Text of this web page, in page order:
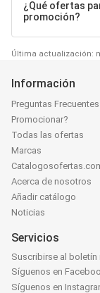
¿Qué ofertas
promoción?
Última actualización:
Información
Preguntas Frecuentes
Promocionar?
Todas las ofertas
Marcas
Acerca de nosotros
Añadir catálogo
Noticias
Servicios
Suscribirse al boletín
Síguenos en
Síguenos en